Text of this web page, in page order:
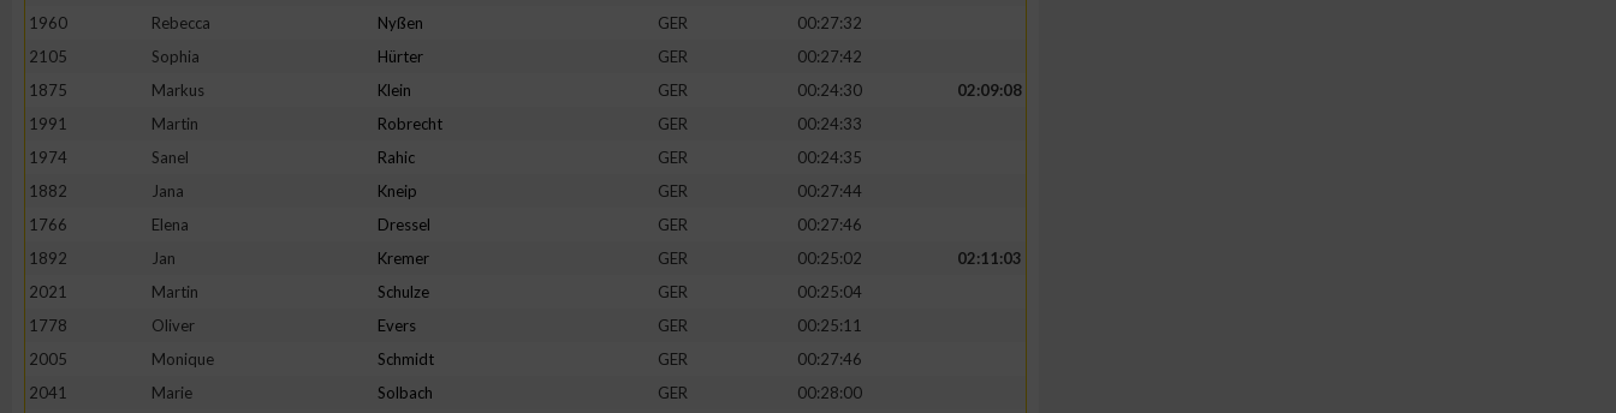
1960
Rebecca Nyßen GER
00:27:32
2105
Sophia Hürter GER
00:27:42
1875
Markus Klein GER 00:24:30
02:09:08
1991
Martin Robrecht GER
00:24:33
1974
Sanel Rahic GER
00:24:35
1882
Jana Kneip GER
00:27:44
1766
Elena Dressel GER
00:27:46
1892
Jan Kremer GER 00:25:02
02:11:03
2021
Martin Schulze GER
00:25:04
1778
Oliver Evers GER
00:25:11
2005
Monique Schmidt GER
00:27:46
2041
Marie Solbach GER 00:28:00
Nicht-IAB-Verarbeitungszwecke:
Performance
Funktional
Werbung